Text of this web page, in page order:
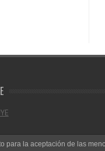
para la aceptación de las